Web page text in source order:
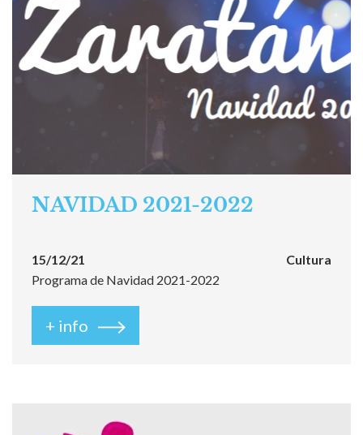
NAVIDAD 2021-2022
15/12/21
Cultura
Programa de Navidad 2021-2022
+ info